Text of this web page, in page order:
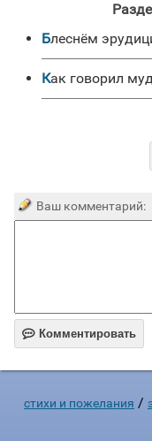
Блеснём
Как говорил
Ваш комментарий:
 Комментировать
стихи и пожелания /